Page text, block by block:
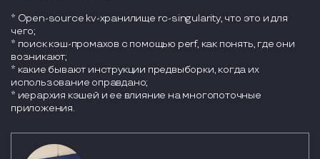
* Оpen-source kv-хранилище rc-singularity, что это и для
чего;
* поиск кэш-промахов с помощью perf, как понять, где они
возникают;
* какие бывают инструкции предвыборки, когда их
использование оправдано;
* иерархия кэшей и ее влияние на многопоточные
приложения.